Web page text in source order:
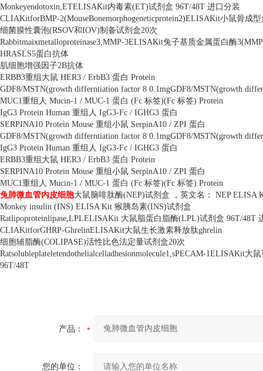
Monkeyendotoxin,ETELISAKit内毒素(ET)试剂盒 96T/48T 进口分装
CLIAKitforBMP-2(MouseBonemorphogeneticprotein2)ELISAKit小鼠骨成型
细菌膜性囊泡(RSOV和IOV)制备试剂盒20次
Rabbitmaixmetalloproteinase3,MMP-3ELISAKit兔子基质金属蛋白酶
HRASLS5蛋白抗体
肌细胞增强因子2B抗体
ERBB3重组大鼠 HER3 / ErbB3 蛋白 Protein
GDF8/MSTN(growth differntiation factor 8 0.1mgGDF8/MSTN(growth
MUC1重组人 Mucin-1 / MUC-1 蛋白 (Fc 标签)(Fc 标签) Protein
IgG3 Protein Human 重组人 IgG3-Fc / IGHG3 蛋白
SERPINA10 Protein Mouse 重组小鼠 SerpinA10 / ZPI 蛋白
GDF8/MSTN(growth differntiation factor 8 0.1mgGDF8/MSTN(growth
IgG3 Protein Human 重组人 IgG3-Fc / IGHG3 蛋白
ERBB3重组大鼠 HER3 / ErbB3 蛋白 Protein
SERPINA10 Protein Mouse 重组小鼠 SerpinA10 / ZPI 蛋白
MUC1重组人 Mucin-1 / MUC-1 蛋白 (Fc 标签)(Fc 标签) Protein
兔肺微血管内皮细胞大鼠脑啡肽酶(NEP)试剂盒 ，英文名：
NEP ELISA
Monkey insulin (INS) ELISA Kit 猴胰岛素(INS)试剂盒
Ratlipoproteinlipase,LPLELISAKit 大鼠脂蛋白脂酶(LPL)试剂盒 96T/48T
CLIAKitforGHRP-GhrelinELISAKit大鼠生长激素释放肽ghrelin
细胞辅脂酶(COLIPASE)活性比色法定量试剂盒20次
Ratsolubleplateletendothelialcelladhesionmolecule1,sPECAM-1ELISAKit大
96T/48T
产品：
您的单位：